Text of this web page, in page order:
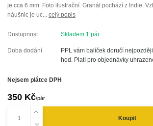
je cca 6 mm. Foto ilustrační. Granát pochází z Indie.
náušnic je uc... celý popis
Dostupnost Skladem 1 pár
Doba dodání
PPL vám balíček doručí
hod. Platí pro objednávky
Nejsem plátce DPH
350 Kč/pár
Koupit